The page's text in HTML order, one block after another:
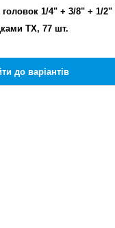
головок 1/4" + 3/8" + 1/2"
TX, 77 шт.
до варіантів